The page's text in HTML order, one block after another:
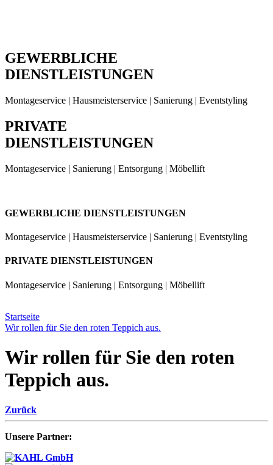
GEWERBLICHE
DIENSTLEISTUNGEN
Montageservice | Hausmeisterservice | Sanierung | Eventstyling
PRIVATE
DIENSTLEISTUNGEN
Montageservice | Sanierung | Entsorgung | Möbellift
GEWERBLICHE DIENSTLEISTUNGEN
Montageservice | Hausmeisterservice | Sanierung | Eventstyling
PRIVATE DIENSTLEISTUNGEN
Montageservice | Sanierung | Entsorgung | Möbellift
Startseite
Wir rollen für Sie den roten Teppich aus.
Wir rollen für Sie den roten
Teppich aus.
Zurück
Unsere Partner: